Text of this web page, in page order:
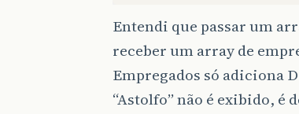
Entendi que passar um
receber um array de
Empregados só adiciona
“Astolfo” não é exibido, é